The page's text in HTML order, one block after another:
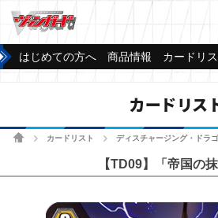
はじめての方へ 商品情報 カードリ
カードリス
ホームカードリスト ディスチャージング・ドラ
【TD09】「帝国の抹